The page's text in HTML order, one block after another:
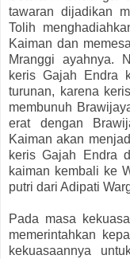
tawaran dijadikan
Tolih
Kaiman dan
Mranggi ayahnya.
keris Gajah Endra
turunan, karena
membunuh
erat dengan
Kaiman akan
keris Gajah Endra
kaiman kembali ke
putri dari Adipati
Pada masa
memerintahkan
kekuasaannya